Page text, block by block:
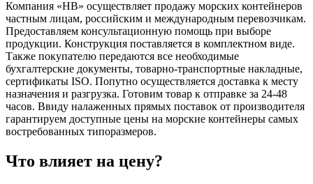
Компания «НВ» осуществляет продажу морских контейнеров
частным лицам, российским и международным перевозчикам.
Предоставляем консультационную помощь при выборе
продукции. Конструкция поставляется в комплектном виде.
Также покупателю передаются все необходимые
бухгалтерские документы, товарно-транспортные накладные,
сертификаты ISO. Попутно осуществляется доставка к месту
назначения и разгрузка. Готовим товар к отправке за 24-48
часов. Ввиду налаженных прямых поставок от производителя
гарантируем доступные цены на морские контейнеры самых
востребованных типоразмеров.
Что влияет на цену?